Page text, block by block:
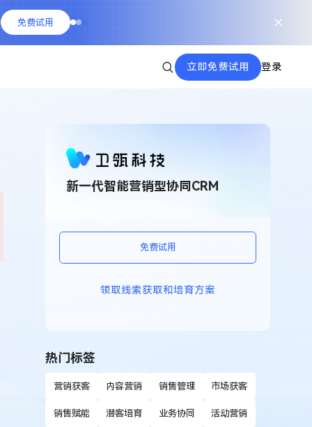
免费试用
立即免费试用 登录
新一代智能营销型协同CRM
免费试用
领取线索获取和培育方案
热门标签
营销获客 内容营销 销售管理 市场获客
销售赋能 潜客培育 业务协同 活动营销